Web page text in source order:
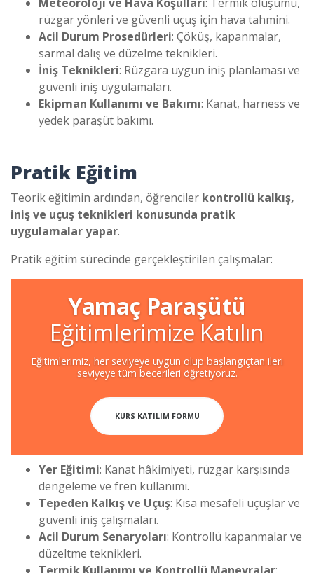
rüzgar yönleri ve güvenli uçuş için hava tahmini.
Acil Durum Prosedürleri: Çöküş, kapanmalar,
sarmal dalış ve düzelme teknikleri.
İniş Teknikleri: Rüzgara uygun iniş planlaması ve
güvenli iniş uygulamaları.
Ekipman Kullanımı ve Bakımı: Kanat, harness ve
yedek paraşüt bakımı.
Pratik Eğitim
Teorik eğitimin ardından, öğrenciler kontrollü kalkış,
iniş ve uçuş teknikleri konusunda pratik
uygulamalar yapar.
Pratik eğitim sürecinde gerçekleştirilen çalışmalar:
Yamaç Paraşütü
Eğitimlerimize Katılın
Eğitimlerimiz, her seviyeye uygun olup başlangıçtan ileri
seviyeye tüm becerileri öğretiyoruz.
KURS KATILIM FORMU
Yer Eğitimi: Kanat hâkimiyeti, rüzgar karşısında
dengeleme ve fren kullanımı.
Tepeden Kalkış ve Uçuş: Kısa mesafeli uçuşlar ve
güvenli iniş çalışmaları.
Acil Durum Senaryoları: Kontrollü kapanmalar ve
düzeltme teknikleri.